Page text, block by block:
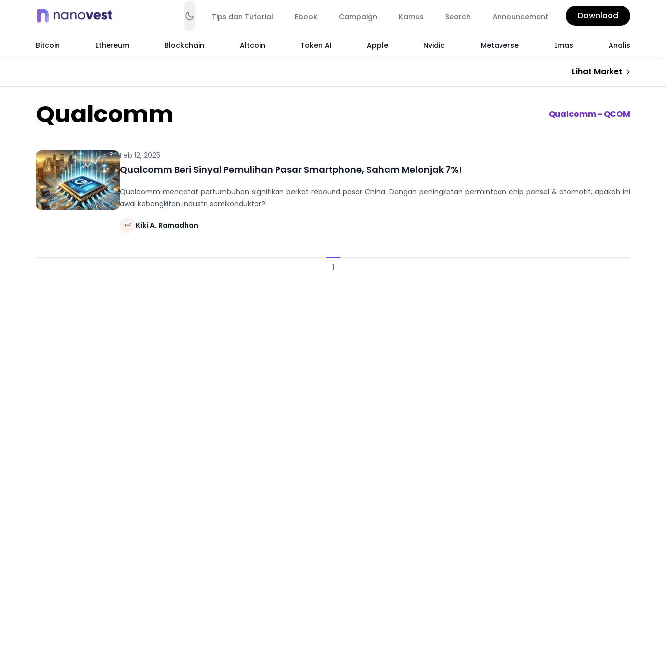
Tips dan Tutorial Ebook Campaign Kamus Search Announcement Download
Bitcoin Ethereum Blockchain Altcoin Token AI Apple Nvidia Metaverse Emas Analis
Lihat Market
Qualcomm Qualcomm - QCOM
Feb 12, 2025
Qualcomm Beri Sinyal Pemulihan Pasar Smartphone, Saham Melonjak 7%!
Qualcomm mencatat pertumbuhan signifikan berkat rebound pasar China. Dengan peningkatan permintaan chip ponsel & otomotif, apakah ini
awal kebangkitan industri semikonduktor?
Kiki A. Ramadhan
1